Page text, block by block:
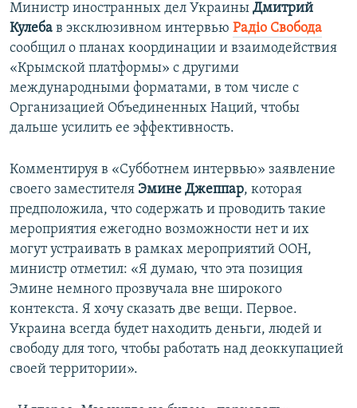
Министр иностранных дел Украины Дмитрий
Кулеба в эксклюзивном интервью Радiо Свобода
сообщил о планах координации и взаимодействия
«Крымской платформы» с другими
международными форматами, в том числе с
Организацией Объединенных Наций, чтобы
дальше усилить ее эффективность.
Комментируя в «Субботнем интервью» заявление
своего заместителя Эмине Джеппар, которая
предположила, что содержать и проводить такие
мероприятия ежегодно возможности нет и их
могут устраивать в рамках мероприятий ООН,
министр отметил: «Я думаю, что эта позиция
Эмине немного прозвучала вне широкого
контекста. Я хочу сказать две вещи. Первое.
Украина всегда будет находить деньги, людей и
свободу для того, чтобы работать над деоккупацией
своей территории».